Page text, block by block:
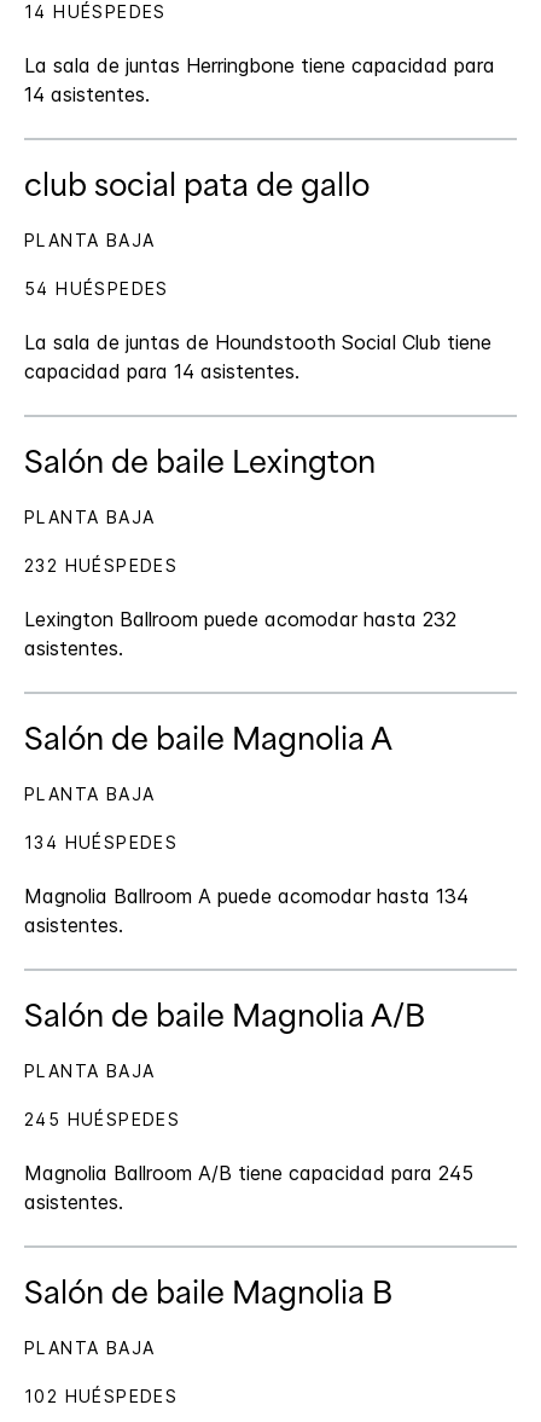
La sala de juntas Herringbone tiene capacidad para
14 asistentes.
14 HUÉSPEDES
club social pata de gallo
La sala de juntas de Houndstooth Social Club tiene
capacidad para 14 asistentes.
PLANTA BAJA
54 HUÉSPEDES
Salón de baile Lexington
Lexington Ballroom puede acomodar hasta 232
asistentes.
PLANTA BAJA
232 HUÉSPEDES
Salón de baile Magnolia A
Magnolia Ballroom A puede acomodar hasta 134
asistentes.
PLANTA BAJA
134 HUÉSPEDES
Salón de baile Magnolia A/B
Magnolia Ballroom A/B tiene capacidad para 245
asistentes.
PLANTA BAJA
245 HUÉSPEDES
Salón de baile Magnolia B
PLANTA BAJA
102 HUÉSPEDES